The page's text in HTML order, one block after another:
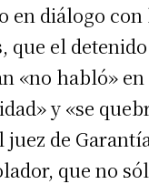
en diálogo
el
«no habló»
y «se
de
que no